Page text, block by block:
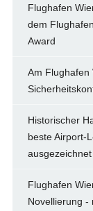
Flughafen
dem
Award
Am Flughafen
Historischer
beste Airport-
ausgezeichnet
Flughafen
Novellierung -